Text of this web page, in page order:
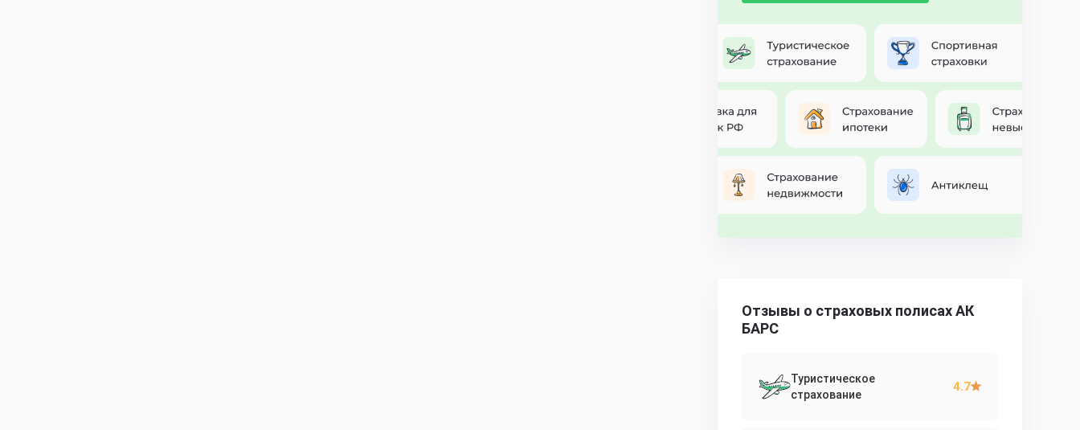
Отзывы о страховых полисах АК
БАРС
Туристическое
страхование
4.7